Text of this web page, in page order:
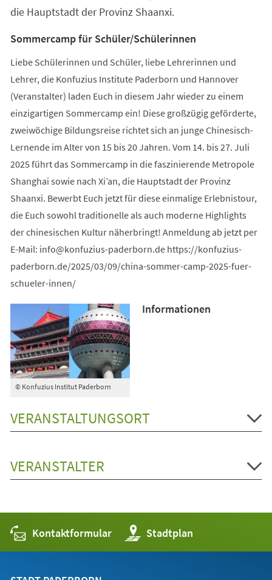
die Hauptstadt der Provinz Shaanxi.
Sommercamp für Schüler/Schülerinnen
Liebe Schülerinnen und Schüler, liebe Lehrerinnen und
Lehrer, die Konfuzius Institute Paderborn und Hannover
(Veranstalter) laden Euch in diesem Jahr wieder zu einem
einzigartigen Sommercamp ein! Diese großzügig geförderte,
zweiwöchige Bildungsreise richtet sich an junge Chinesisch-
Lernende im Alter von 15 bis 20 Jahren. Vom 14. bis 27. Juli
2025 führt das Sommercamp in die faszinierende Metropole
Shanghai sowie nach Xi’an, die Hauptstadt der Provinz
Shaanxi. Bewerbt Euch jetzt für diese einmalige Erlebnistour,
die Euch sowohl traditionelle als auch moderne Highlights
der chinesischen Kultur näherbringt! Anmeldung ab jetzt per
E-Mail: info konfuzius-paderborn dehttps://konfuzius-
paderborn.de/2025/03/09/china-sommer-camp-2025-fuer-
schueler-innen/
© Konfuzius Institut Paderborn
Informationen
VERANSTALTUNGSORT
VERANSTALTER
Kontaktformular Stadtplan
(Öffnet
in
einem